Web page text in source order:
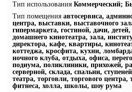
Тип использования Коммерческий;
Тип помещения автосервиса,
центра, выставки, выставочного
гипермаркета, гостиной, дачи, детей,
домашнего кинотеатра, зала,
директора, кафе, квартиры,
коттеджа, кросфита, кухни,
ночного клуба, отдыха, офиса,
подиума, поликлиники, прихожей,
серверной, склада, спальни,
театра, торговли, торгового
фитнеса, холла, школы, шоу рума